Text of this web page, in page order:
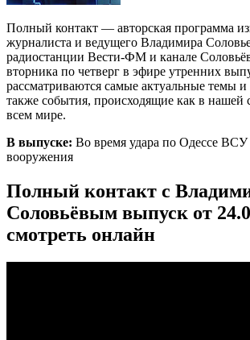
Полный контакт — авторская программа
журналиста и ведущего Владимира
радиостанции Вести-ФМ и канале
вторника по четверг в эфире утренних
рассматриваются самые актуальные темы
также события, происходящие как в нашей
всем мире.
В выпуске: Во время удара по Одессе ВСУ
вооружения
Полный контакт с
Соловьёвым выпуск от
смотреть онлайн